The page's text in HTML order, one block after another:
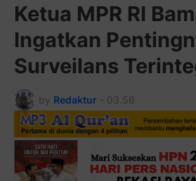
Ketua MPR RI
Ingatkan
Surveilans
by Redaktur - 03.56